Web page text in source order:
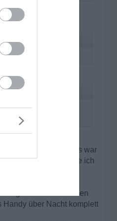
wirklich sehr
gegeben.
nichts mehr vom
von sich gab. Das war
Nicht selten wurde ich
Signaltöne abzustellen
Handy über Nacht komplett